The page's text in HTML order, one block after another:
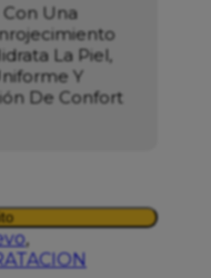
Una
La Piel,
Y
De Confort
,